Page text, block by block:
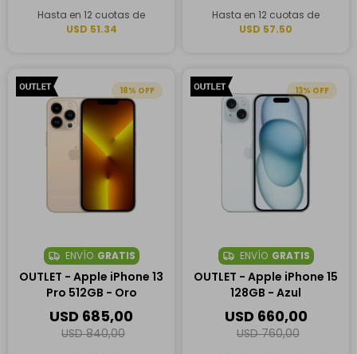
Hasta en 12 cuotas de
USD 51.34
Hasta en 12 cuotas de
USD 57.50
18
ENVÍO GRATIS
OUTLET - Apple iPhone 13
Pro 512GB - Oro
USD 685,00
USD 840,00
13
ENVÍO GRATIS
OUTLET - Apple iPhone 15
128GB - Azul
USD 660,00
USD 760,00